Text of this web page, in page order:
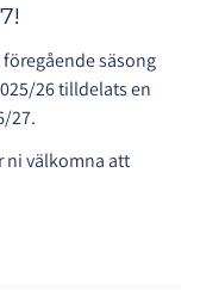
säsong
26 tilldelats en
27.
ni välkomna att